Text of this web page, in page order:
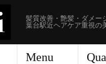
髪質改善・艶髪・ダメー
葉台駅近ヘアケア重視の
Menu